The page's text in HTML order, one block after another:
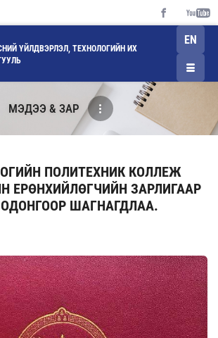
ҮЙЛДВЭРЛЭЛ, ТЕХНОЛОГИЙН ИХ
EN
МЭДЭЭ & ЗАР
ПОЛИТЕХНИК КОЛЛЕЖ
ЕРӨНХИЙЛӨГЧИЙН ЗАРЛИГААР
ШАГНАГДЛАА.